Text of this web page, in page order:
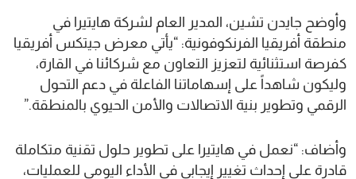
وأوضح جايدن تشين، المدير العام لشركة هايتيرا في
منطقة أفريقيا الفرنكوفونية: “يأتي معرض جيتكس أفريقيا
كفرصة استثنائية لتعزيز التعاون مع شركائنا في القارة،
وليكون شاهداً على إسهاماتنا الفاعلة في دعم التحول
الرقمي وتطوير بنية الاتصالات والأمن الحيوي بالمنطقة.”
وأضاف: “نعمل في هايتيرا على تطوير حلول تقنية متكاملة
قادرة على إحداث تغيير إيجابي في الأداء اليومي للعمليات،